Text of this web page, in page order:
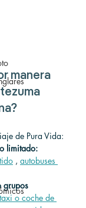
manera
de Pura Vida:
limitado:
, autobuses
grupos
taxi o coche de